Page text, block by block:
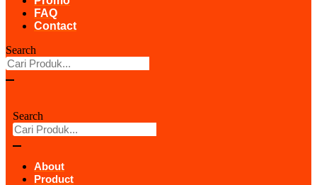
FAQ
Contact
Search
Search
About
Product